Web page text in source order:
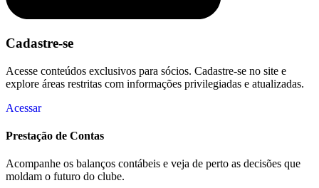
Cadastre-se
Acesse conteúdos exclusivos para sócios. Cadastre-se no site e
explore áreas restritas com informações privilegiadas e atualizadas.
Acessar
Prestação de Contas
Acompanhe os balanços contábeis e veja de perto as decisões que
moldam o futuro do clube.